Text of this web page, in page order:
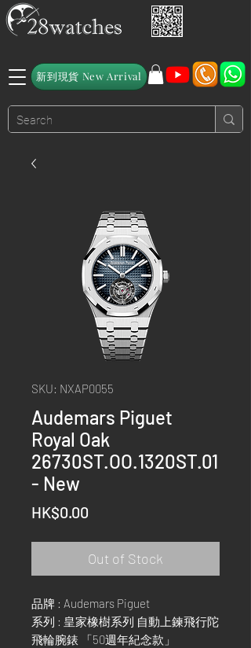
新到現貨 New Arrival
SKU: NXAP0055
Audemars Piguet
Royal Oak
26730ST.OO.1320ST.01
- New
HK$0.00
Out of Stock
品牌 : Audemars Piguet
系列 : 皇家橡樹系列 自動上鍊飛行陀
飛輪腕錶 「50週年紀念款」